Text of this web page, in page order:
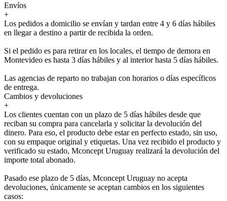
Envíos
+
Los pedidos a domicilio se envían y tardan entre 4 y 6 días hábiles
en llegar a destino a partir de recibida la orden.
Si el pedido es para retirar en los locales, el tiempo de demora en
Montevideo es hasta 3 días hábiles y al interior hasta 5 días hábiles.
Las agencias de reparto no trabajan con horarios o días específicos
de entrega.
Cambios y devoluciones
+
Los clientes cuentan con un plazo de 5 días hábiles desde que
reciban su compra para cancelarla y solicitar la devolución del
dinero. Para eso, el producto debe estar en perfecto estado, sin uso,
con su empaque original y etiquetas. Una vez recibido el producto y
verificado su estado, Mconcept Uruguay realizará la devolución del
importe total abonado.
Pasado ese plazo de 5 días, Mconcept Uruguay no acepta
devoluciones, únicamente se aceptan cambios en los siguientes
casos: